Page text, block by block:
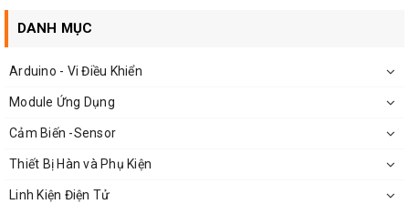
Thông số của bộ combo jack DC 3.5x1.5 đực
- cái:
DANH MỤC
Arduino - Vi Điều Khiển
Module Ứng Dụng
Cảm Biến -Sensor
Thiết Bị Hàn và Phụ Kiện
Linh Kiện Điện Tử